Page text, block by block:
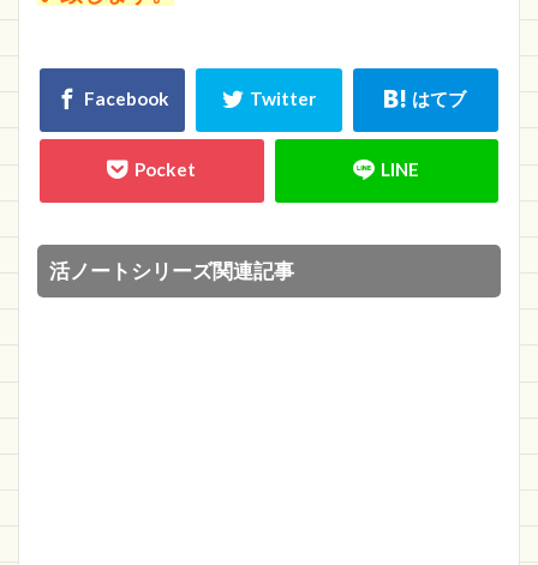
活ノートシリーズ関連記事